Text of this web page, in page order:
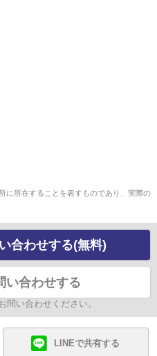
に所在することを表すものであり、実際の
合わせする(無料)
い合わせする
問い合わせください。
LINEで共有する